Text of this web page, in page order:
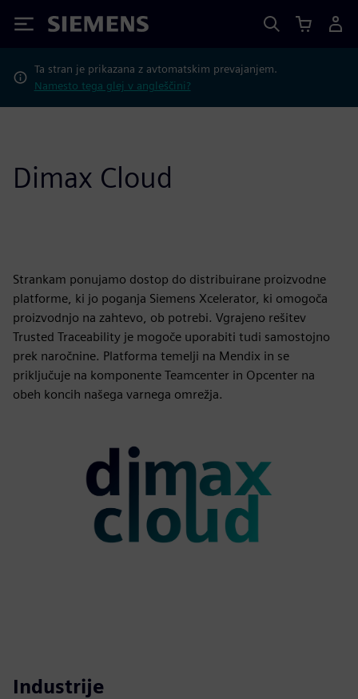
Siemens
Ta stran je prikazana z avtomatskim prevajanjem.
Namesto tega glej v angleščini?
Dimax Cloud
Strankam ponujamo dostop do distribuirane proizvodne
platforme, ki jo poganja Siemens Xcelerator, ki omogoča
proizvodnjo na zahtevo, ob potrebi. Vgrajeno rešitev
Trusted Traceability je mogoče uporabiti tudi samostojno
prek naročnine. Platforma temelji na Mendix in se
priključuje na komponente Teamcenter in Opcenter na
obeh koncih našega varnega omrežja.
Industrije